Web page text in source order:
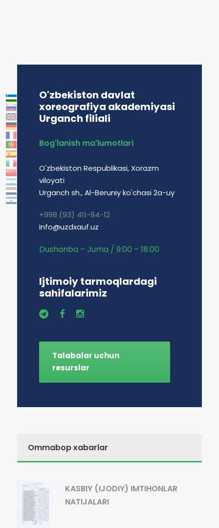
O'zbekiston davlat
xoreografiya akademiyasi
Urganch filiali
Bog'lanish ma'lumotlari
O'zbekiston Respublikasi, Xorazm
viloyati
Urganch sh., Al-Beruniy ko'chasi 2a-uy
+998 (93) 411-94-12
info@uzdxauf.uz
Dushanba – Juma / 9:00 – 18:00
Ijtimoiy tarmoqlardagi
sahifalarimiz
Talabalar uchun
resurslar
Ommabop xabarlar
KASBIY (IJODIY) IMTIHONLAR
NATIJALARI